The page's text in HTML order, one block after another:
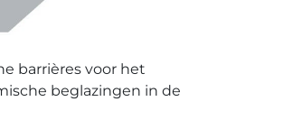
barrières voor het
beglazingen in de